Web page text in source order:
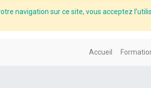
navigation sur ce site, vous acceptez
Accueil